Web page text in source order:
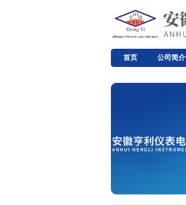
首页 公司简介